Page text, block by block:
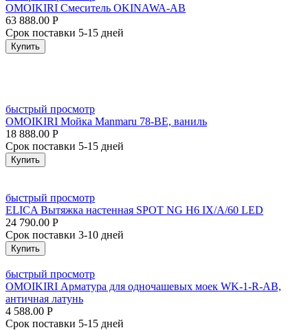
OMOIKIRI Смеситель OKINAWA-AB
63 888.00 Р
Срок поставки 5-15 дней
Купить
быстрый просмотр
OMOIKIRI Мойка Manmaru 78-BE, ваниль
18 888.00 Р
Срок поставки 5-15 дней
Купить
быстрый просмотр
ELICA Вытяжка настенная SPOT NG H6 IX/A/60 LED
24 790.00 Р
Срок поставки 3-10 дней
Купить
быстрый просмотр
OMOIKIRI Арматура для одночашевых моек WK-1-R-AB,
античная латунь
4 588.00 Р
Срок поставки 5-15 дней